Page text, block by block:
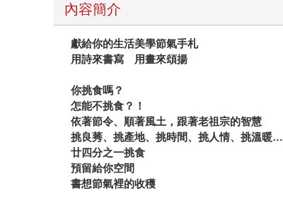
內容簡介
獻給你的生活美學節氣手札
用詩來書寫 用畫來頌揚
你挑食嗎？
怎能不挑食？！
依著節令、順著風土，跟著老祖宗的智慧
挑良莠、挑產地、挑時間、挑人情、挑溫暖…
廿四分之一挑食
預留給你空間
書想節氣裡的收穫